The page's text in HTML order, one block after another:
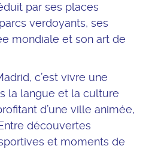
par ses places
verdoyants, ses
mondiale et son art de
c’est vivre une
la langue et la culture
d’une ville animée,
découvertes
et moments de